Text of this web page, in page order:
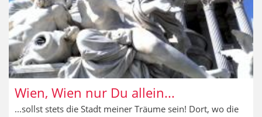
Wien, Wien nur Du allein...
...sollst stets die Stadt meiner Träume sein! Dort, wo die